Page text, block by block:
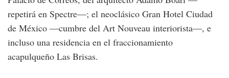
repetirá en Spectre—; el neoclásico Gran Hotel Ciudad
de México —cumbre del Art Nouveau interiorista—, e
incluso una residencia en el fraccionamiento
acapulqueño Las Brisas.